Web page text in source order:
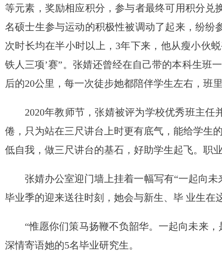
等元素，奖励相应积分，参与者最终可用积分兑
名硕士生参与运动的积极性被调动了起来，纷纷
次时长均在半小时以上，3年下来，他从瘦小伙
铁人三项’赛”。张婧还曾经在自己带的本科生班
后的20公里，每一次徒步她都陪伴学生左右，班
2020年教师节，张婧被评为学校优秀班主
倦，只为站在三尺讲台上时更有底气，能给学生
低自我，做三尺讲台的基石，好助学生起飞。职
张婧办公室迎门墙上挂着一幅写有“一起向
毕业季的迎来送往时刻，她会与新生、毕 业生在
“惟愿你们策马扬鞭不负韶华。一起向未来
深情寄语她的5名毕业研究生。